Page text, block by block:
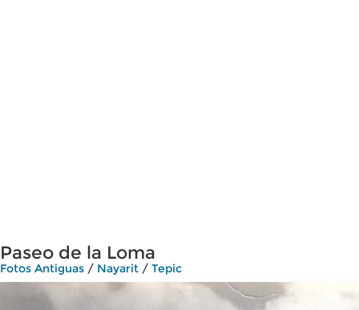
Paseo de la Loma
Fotos Antiguas / Nayarit / Tepic